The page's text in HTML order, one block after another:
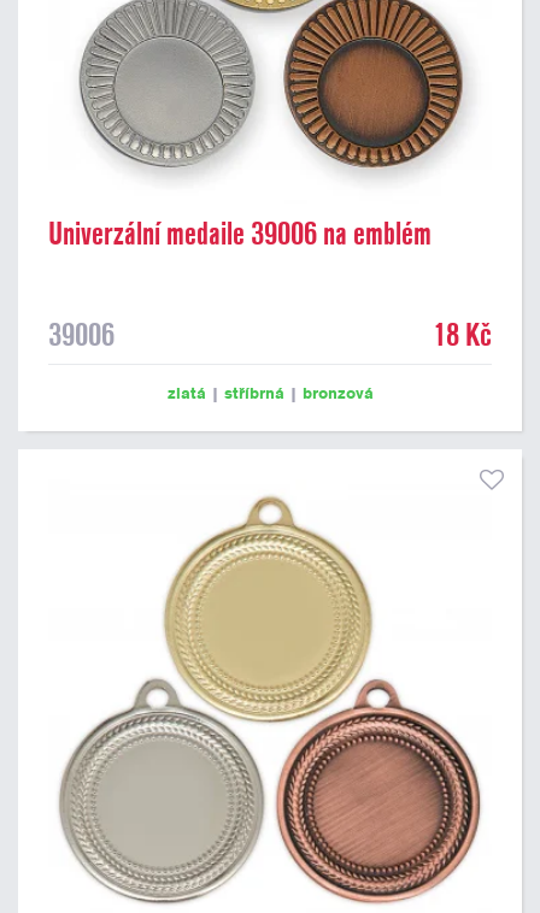
Univerzální medaile 39006 na emblém
39006 18 Kč
zlatá | stříbrná | bronzová